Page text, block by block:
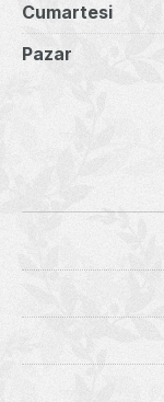
Cumartesi
Pazar